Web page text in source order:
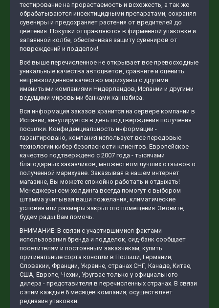
тестирование на прорастаемость и всхожесть, а так же
обрабатываются инсектицидными препаратами, сохраняя
сувениры и предохраняет растения от вредителей до
цветения. Покупки отправляются в фирменной упаковке и
запаянной колбе, обеспечивая защиту сувениров от
повреждений и подделок!
Всё выше перечисленное не открывает все превосходные
уникальные качества автоцветов, сравните и оценить
непревзойдённое качество марихуаны с другими
именитыми компаниями Нидерландов, Испании и другими
ведущими мировыми банками каннабиса.
Вся информация заказов хранится на сервере компании в
Испании, аннулируется в день подтверждения получения
посылки. Конфиденциальность информации -
гарантировано, компания использует все передовые
технологии кибер безопасности клиентов. Европейское
качество подтверждено c 2007 года - тысячами
благодарных заказчиков, множеством лучших отзывов о
полученной марихуане. Заказывая в нашем интернет
магазине, Вы можете спокойно работать и отдыхать!
Менеджеры сем-холдинга всегда помогут с выбором
штамма учитывая ваши пожелания, климатические
условия или размеры закрытого помещения. Звоните,
будем рады Вам помочь.
ВНИМАНИЕ: В связи с участившимися фактами
использования бренда и подделок, сид-банк сообщает
посетителям и постоянным заказчикам, купить
оригинальные сорта конопли в Польши, Германии,
Словакии, Франции, Украине, странах СНГ, Канаде, Китае,
США, Европе, Чехии, Уругвае только у официального
дилера - представителя в перечисленных странах. В связи
с этим каждые 6 месяцев компания, осуществляет
редизайн упаковки.